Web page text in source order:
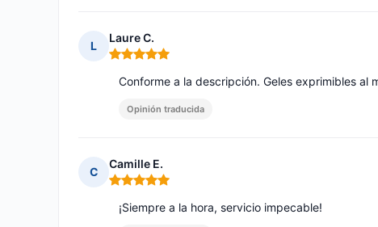
L
Laure C.
Nota: 5 de 5
Conforme a la descripción. Geles exprimibles al
Opinión traducida
C
Camille E.
Nota: 5 de 5
¡Siempre a la hora, servicio impecable!